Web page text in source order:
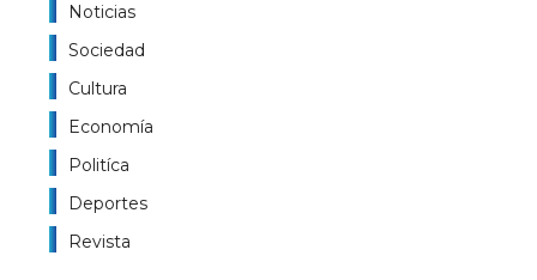
Noticias
Sociedad
Cultura
Economía
Politíca
Deportes
Revista